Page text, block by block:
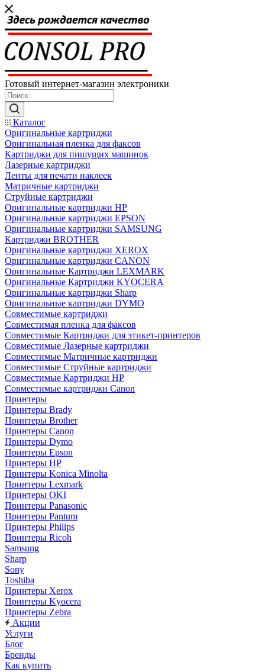
Готовый интернет-магазин электроники
Каталог
Оригинальные картриджи
Оригинальная пленка для факсов
Картриджи для пишущих машинок
Лазерные картриджи
Ленты для печати наклеек
Матричные картриджи
Струйные картриджи
Оригинальные картриджи HP
Оригинальные картриджи EPSON
Оригинальные картриджи SAMSUNG
Картриджи BROTHER
Оригинальные картриджи XEROX
Оригинальные картриджи CANON
Оригинальные Картриджи LEXMARK
Оригинальные Картриджи KYOCERA
Оригинальные картриджи Sharp
Оригинальные картриджи DYMO
Совместимые картриджи
Совместимая пленка для факсов
Совместимые Картриджи для этикет-принтеров
Совместимые Лазерные картриджи
Совместимые Матричные картриджи
Совместимые Струйные картриджи
Совместимые Картриджи HP
Совместимые картриджи Canon
Принтеры
Принтеры Brady
Принтеры Brother
Принтеры Canon
Принтеры Dymo
Принтеры Epson
Принтеры HP
Принтеры Konica Minolta
Принтеры Lexmark
Принтеры OKI
Принтеры Panasonic
Принтеры Pantum
Принтеры Philips
Принтеры Ricoh
Samsung
Sharp
Sony
Toshiba
Принтеры Xerox
Принтеры Kyocera
Принтеры Zebra
Акции
Услуги
Блог
Бренды
Как купить